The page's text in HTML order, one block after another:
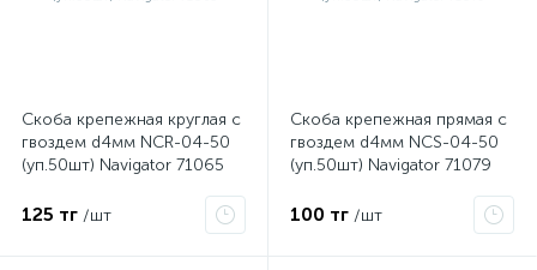
Скоба крепежная круглая с
гвоздем d4мм NCR-04-50
(уп.50шт) Navigator 71065
125 тг /шт
Скоба крепежная прямая с
гвоздем d4мм NCS-04-50
(уп.50шт) Navigator 71079
100 тг /шт